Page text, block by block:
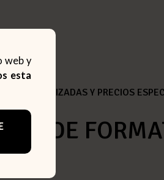
web y
esta
PERSONALIZADAS Y PRECIOS
DE